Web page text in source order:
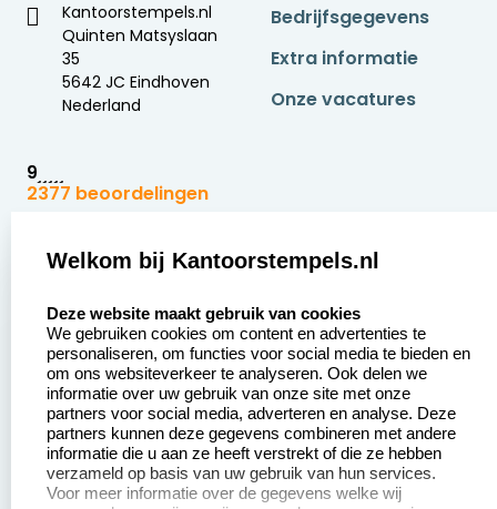
Kantoorstempels.nl
Quinten Matsyslaan
35
5642 JC Eindhoven
Nederland
9
2377 beoordelingen
Bedrijfsgegevens
Extra informatie
Onze vacatures
Zakelijk:
Aanvraag op maat
Betaling &
Verzending
Wederverkoper
worden
Sale
Klantenservice:
Contact opnemen
Veel gestelde vragen
Retourneren
Herroepingsrecht
Welkom bij Kantoorstempels.nl
Deze website maakt gebruik van cookies
We gebruiken cookies om content en advertenties te
personaliseren, om functies voor social media te bieden en
om ons websiteverkeer te analyseren. Ook delen we
informatie over uw gebruik van onze site met onze
partners voor social media, adverteren en analyse. Deze
partners kunnen deze gegevens combineren met andere
informatie die u aan ze heeft verstrekt of die ze hebben
verzameld op basis van uw gebruik van hun services.
Voor meer informatie over de gegevens welke wij